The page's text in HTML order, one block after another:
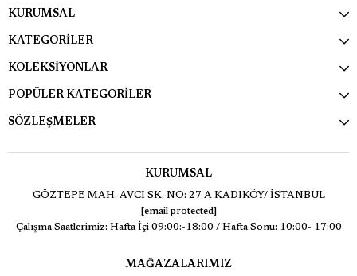
KURUMSAL
KATEGORİLER
KOLEKSİYONLAR
POPÜLER KATEGORİLER
SÖZLEŞMELER
KURUMSAL
GÖZTEPE MAH. AVCI SK. NO: 27 A KADIKÖY/ İSTANBUL
[email protected]
Çalışma Saatlerimiz: Hafta İçi 09:00:-18:00 / Hafta Sonu: 10:00- 17:00
MAĞAZALARIMIZ